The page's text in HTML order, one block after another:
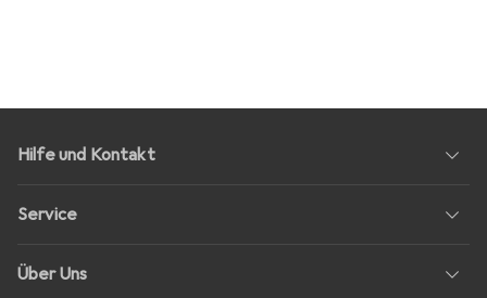
Hilfe und Kontakt
Service
Über Uns